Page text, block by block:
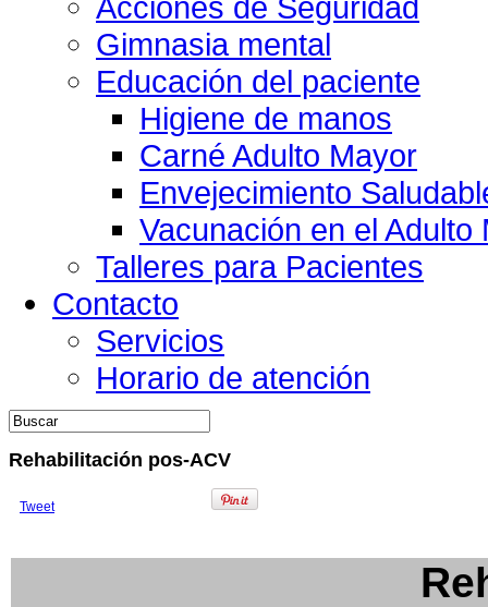
Gimnasia mental
Educación del paciente
Higiene de manos
Carné Adulto Mayor
Envejecimiento
Vacunación en el Adulto
Talleres para Pacientes
Contacto
Servicios
Horario de atención
Rehabilitación pos-ACV
Tweet